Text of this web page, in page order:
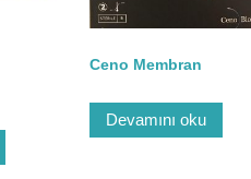
Ceno Membran
Devamını oku